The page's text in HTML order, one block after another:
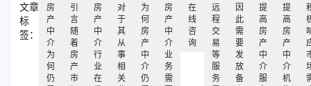
文章
标
签：
房
产
中
介
为
何
仍
引
言
随
着
房
产
市
房
产
中
介
行
业
在
对
于
其
从
事
相
关
为
何
房
产
中
介
仍
房
产
中
介
业
务
需
在
线
咨
询
远
程
交
易
等
服
务
因
此
需
要
发
放
备
提
高
房
产
中
介
服
提
高
房
产
中
介
机